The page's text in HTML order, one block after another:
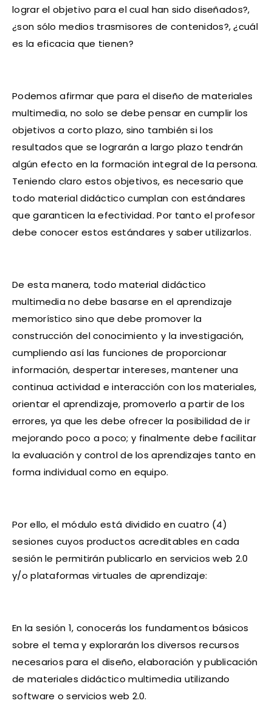
lograr el objetivo para el cual han sido diseñados?,
¿son sólo medios trasmisores de contenidos?, ¿cuál
es la eficacia que tienen?
Podemos afirmar que para el diseño de materiales
multimedia, no solo se debe pensar en cumplir los
objetivos a corto plazo, sino también si los
resultados que se lograrán a largo plazo tendrán
algún efecto en la formación integral de la persona.
Teniendo claro estos objetivos, es necesario que
todo material didáctico cumplan con estándares
que garanticen la efectividad. Por tanto el profesor
debe conocer estos estándares y saber utilizarlos.
De esta manera, todo material didáctico
multimedia no debe basarse en el aprendizaje
memorístico sino que debe promover la
construcción del conocimiento y la investigación,
cumpliendo así las funciones de proporcionar
información, despertar intereses, mantener una
continua actividad e interacción con los materiales,
orientar el aprendizaje, promoverlo a partir de los
errores, ya que les debe ofrecer la posibilidad de ir
mejorando poco a poco; y finalmente debe facilitar
la evaluación y control de los aprendizajes tanto en
forma individual como en equipo.
Por ello, el módulo está dividido en cuatro (4)
sesiones cuyos productos acreditables en cada
sesión le permitirán publicarlo en servicios web 2.0
y/o plataformas virtuales de aprendizaje:
En la sesión 1, conocerás los fundamentos básicos
sobre el tema y explorarán los diversos recursos
necesarios para el diseño, elaboración y publicación
de materiales didáctico multimedia utilizando
software o servicios web 2.0.